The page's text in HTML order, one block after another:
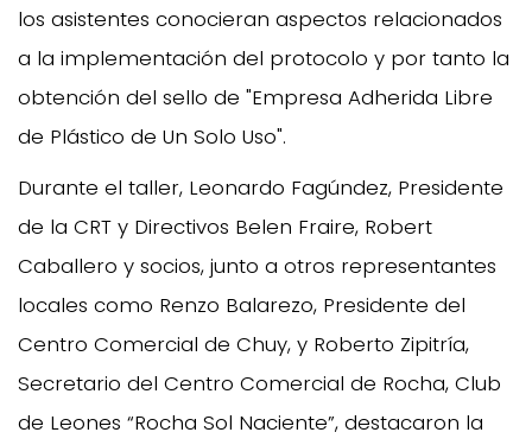
los asistentes conocieran aspectos relacionados
a la implementación del protocolo y por tanto la
obtención del sello de "Empresa Adherida Libre
de Plástico de Un Solo Uso".
Durante el taller, Leonardo Fagúndez, Presidente
de la CRT y Directivos Belen Fraire, Robert
Caballero y socios, junto a otros representantes
locales como Renzo Balarezo, Presidente del
Centro Comercial de Chuy, y Roberto Zipitría,
Secretario del Centro Comercial de Rocha, Club
de Leones “Rocha Sol Naciente”, destacaron la